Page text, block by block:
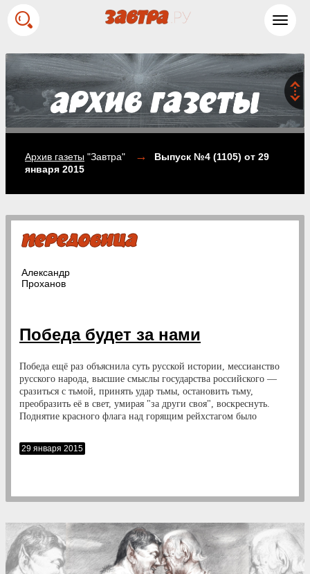
Архив газеты "Завтра" → Выпуск №4 (1105) от 29
января 2015
Александр
Проханов
Победа будет за нами
Победа ещё раз объяснила суть русской истории, мессианство
русского народа, высшие смыслы государства российского —
сразиться с тьмой, принять удар тьмы, остановить тьму,
преобразить её в свет, умирая "за други своя", воскреснуть.
Поднятие красного флага над горящим рейхстагом было
Отечественная война, на которой погибло 30 миллионов
советских людей, — это сошествие Христа на землю. Он дрался
вместе с Александром Матросовым. Поднимался на эшафот под
генералом Карбышевым под ледяным водопадом. Все, кто
нападает сегодня на великую Победу, являются богохульниками,
оскверняющими священную икону, возводящими хулу на
Христа. Но Господь поругаем не бывает.
29 января 2015